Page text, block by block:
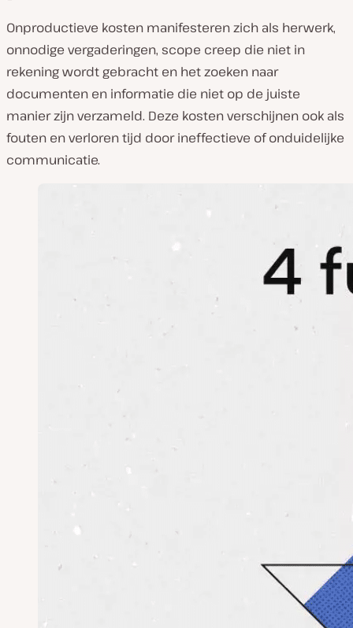
Onproductieve kosten manifesteren zich als herwerk,
onnodige vergaderingen, scope creep die niet in
rekening wordt gebracht en het zoeken naar
documenten en informatie die niet op de juiste
manier zijn verzameld. Deze kosten verschijnen ook als
fouten en verloren tijd door ineffectieve of onduidelijke
communicatie.